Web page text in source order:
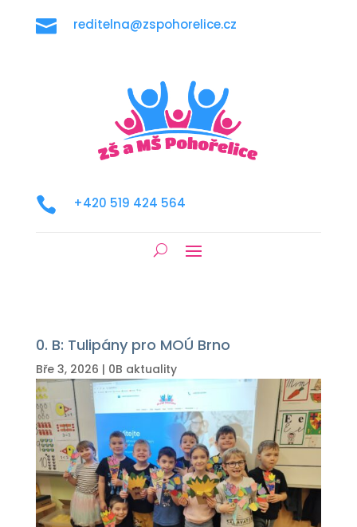
 reditelna@zspohorelice.cz
 +420 519 424 564
0. B: Tulipány pro MOÚ Brno
Bře 3, 2026 | 0B aktuality